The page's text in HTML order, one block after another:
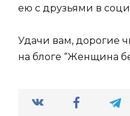
ею с друзьями в
Удачи вам, дорогие
на блоге “Женщина